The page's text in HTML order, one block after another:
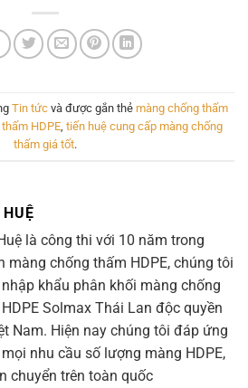
Tin tứcvà được gắn thẻ màng chống thấm
HDPE tiến huệ cung cấp màng chống
thấm giá tốt.
là công thi với 10 năm trong
màng chống thấm HDPE, chúng tôi
khẩu phân khối màng chống
Solmax Thái Lan độc quyền
Nam. Hiện nay chúng tôi đáp ứng
nhu cầu số lượng màng HDPE,
chuyển trên toàn quốc